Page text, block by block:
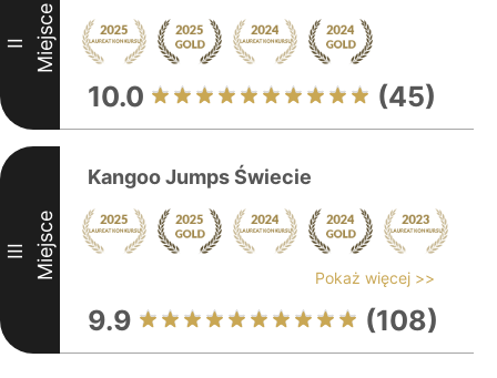
II Miejsce
10.0 (45)
III Miejsce
Kangoo Jumps Świecie
Pokaż więcej >>
9.9 (108)